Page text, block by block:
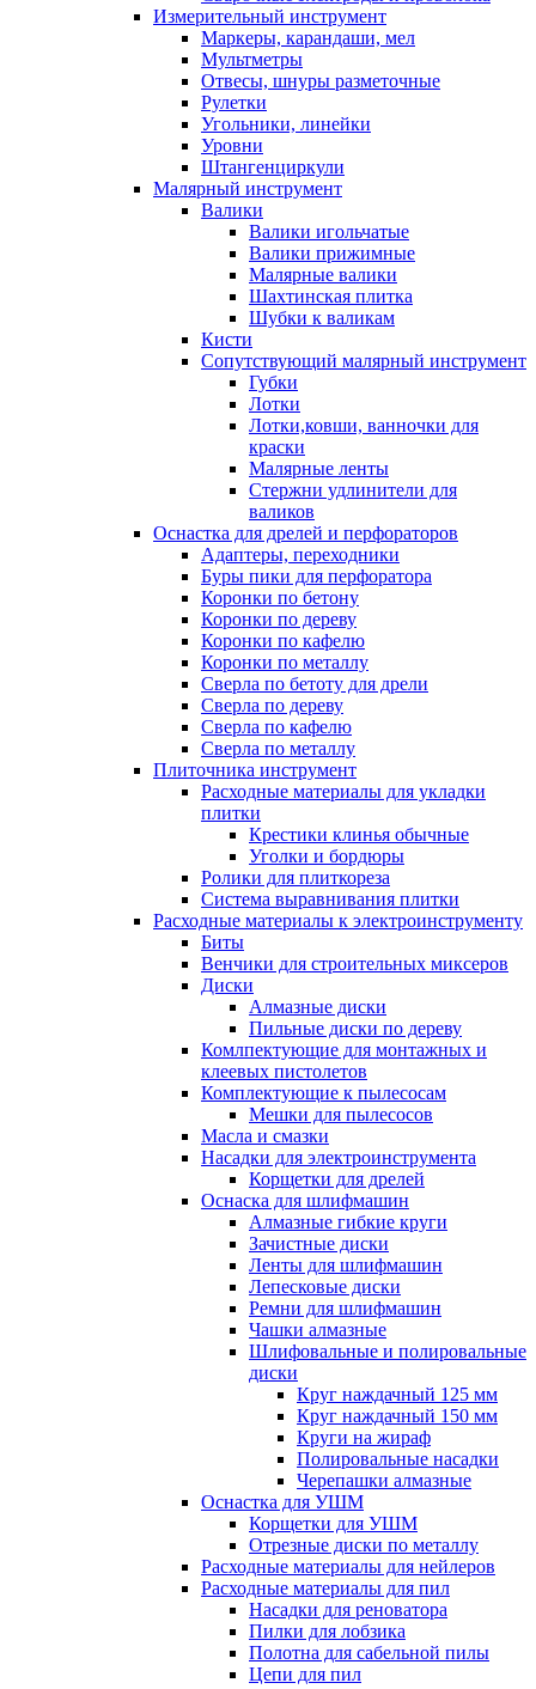
Измерительный инструмент
Маркеры, карандаши, мел
Мультметры
Отвесы, шнуры разметочные
Рулетки
Угольники, линейки
Уровни
Штангенциркули
Малярный инструмент
Валики
Валики игольчатые
Валики прижимные
Малярные валики
Шахтинская плитка
Шубки к валикам
Кисти
Сопутствующий малярный инструмент
Губки
Лотки
Лотки,ковши, ванночки для
краски
Малярные ленты
Стержни удлинители для
валиков
Оснастка для дрелей и перфораторов
Адаптеры, переходники
Буры пики для перфоратора
Коронки по бетону
Коронки по дереву
Коронки по кафелю
Коронки по металлу
Сверла по бетоту для дрели
Сверла по дереву
Сверла по кафелю
Сверла по металлу
Плиточника инструмент
Расходные материалы для укладки
плитки
Крестики клинья обычные
Уголки и бордюры
Ролики для плиткореза
Система выравнивания плитки
Расходные материалы к электроинструменту
Биты
Венчики для строительных миксеров
Диски
Алмазные диски
Пильные диски по дереву
Комлпектующие для монтажных и
клеевых пистолетов
Комплектующие к пылесосам
Мешки для пылесосов
Масла и смазки
Насадки для электроинструмента
Корщетки для дрелей
Оснаска для шлифмашин
Алмазные гибкие круги
Зачистные диски
Ленты для шлифмашин
Лепесковые диски
Ремни для шлифмашин
Чашки алмазные
Шлифовальные и полировальные
диски
Круг наждачный 125 мм
Круг наждачный 150 мм
Круги на жираф
Полировальные насадки
Черепашки алмазные
Оснастка для УШМ
Корщетки для УШМ
Отрезные диски по металлу
Расходные материалы для нейлеров
Расходные материалы для пил
Насадки для реноватора
Пилки для лобзика
Полотна для сабельной пилы
Цепи для пил